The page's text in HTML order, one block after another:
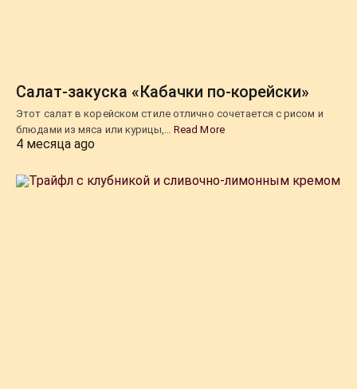
Салат-закуска «Кабачки по-корейски»
Этот салат в корейском стиле отлично сочетается с рисом и
блюдами из мяса или курицы,… Read More
4 месяца ago